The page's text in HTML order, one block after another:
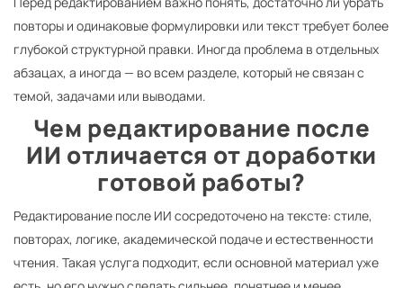
повторы и одинаковые формулировки или текст требует более
глубокой структурной правки. Иногда проблема в отдельных
абзацах, а иногда — во всем разделе, который не связан с
темой, задачами или выводами.
Чем редактирование после
ИИ отличается от доработки
готовой работы?
Редактирование после ИИ сосредоточено на тексте: стиле,
повторах, логике, академической подаче и естественности
чтения. Такая услуга подходит, если основной материал уже